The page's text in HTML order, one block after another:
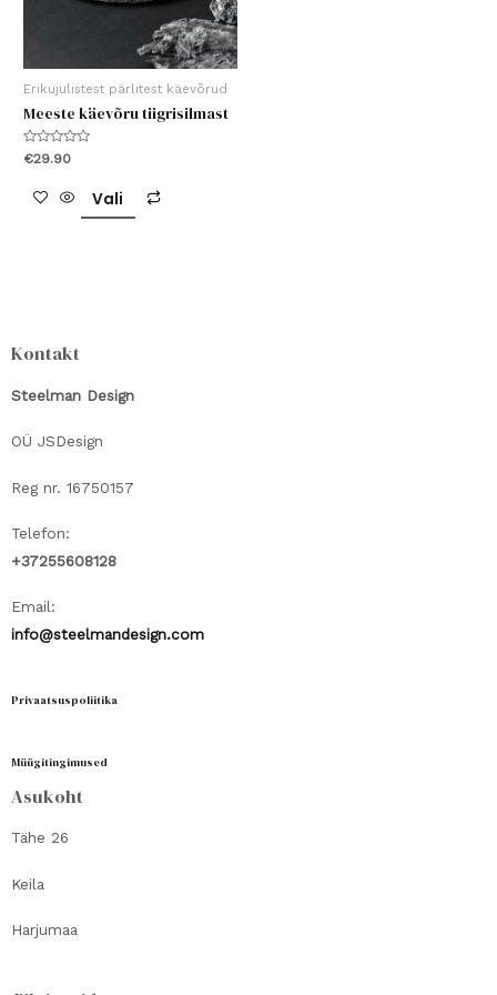
Erikujulistest pärlitest käevõrud
Meeste käevõru tiigrisilmast
Hinnanguga
0
€29.90
Vali
Kontakt
Steelman Design
OÜ JSDesign
Reg nr. 16750157
Telefon:
+37255608128
Email:
info@steelmandesign.com
Privaatsuspoliitika
Müügitingimused
Asukoht
Tähe 26
Keila
Harjumaa